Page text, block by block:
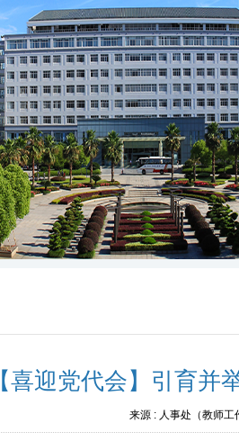
【喜迎党代会】引育并
来源 : 人事处（教师工